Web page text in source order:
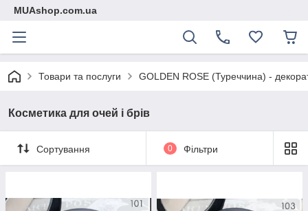
MUAshop.com.ua
Товари та послуги GOLDEN ROSE (Туреччина) -
Косметика для очей і брів
Сортування 0 Фільтри